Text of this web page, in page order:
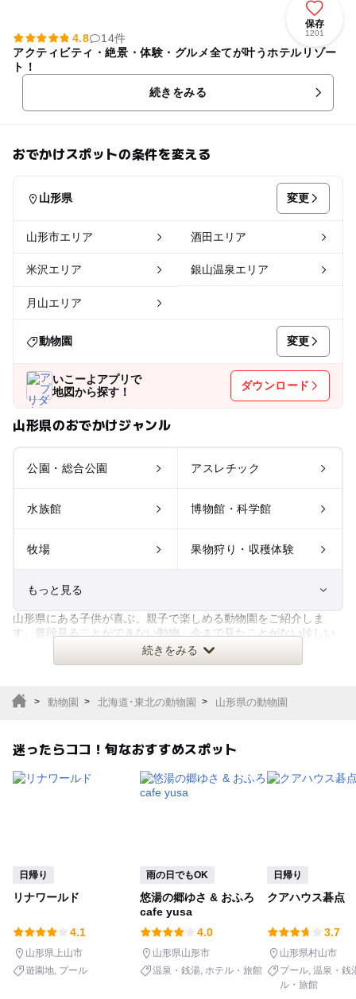
保存
1201
4.8
14件
アクティビティ・絶景・体験・グルメ全てが叶うホテルリゾー
ト！
続きをみる
おでかけスポットの条件を変える
山形県 変更
山形市エリア 酒田エリア
米沢エリア 銀山温泉エリア
月山エリア
動物園 変更
いこーよアプリで
地図から探す！
ダウンロード
山形県のおでかけジャンル
公園・総合公園 アスレチック
水族館 博物館・科学館
牧場 果物狩り・収穫体験
もっと見る
室内遊び場 遊園地
サファリパーク
植物園・フラワーパー
工場見学 体験施設
展望台 美術館
山形県にある子供が喜ぶ、親子で楽しめる動物園をご紹介しま
す。普段見ることができない動物、今まで見たことがない珍しい
動物達を間近で見られるほか、エ
続きをみる
動物園 北海道･東北の動物園 山形県の動物園
迷ったらココ！旬なおすすめスポット
日帰り
リナワールド
4.1
山形県上山市
遊園地 プール
雨の日でもOK
悠湯の郷ゆさ & おふろ
cafe yusa
4.0
山形県山形市
温泉・銭湯 ホテル・旅館
日帰り
クアハウス碁点
3.7
山形県村山市
プール 温泉・銭
ル・旅館